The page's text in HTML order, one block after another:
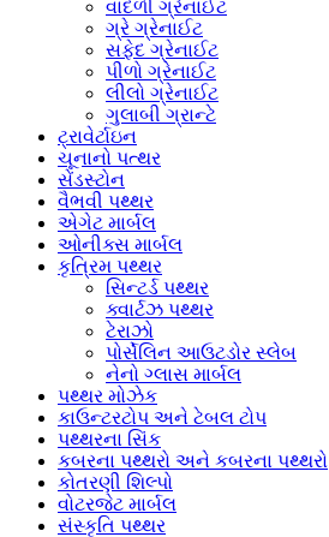
વાદળી ગ્રેનાઈટ
ગ્રે ગ્રેનાઈટ
સફેદ ગ્રેનાઈટ
પીળો ગ્રેનાઈટ
લીલો ગ્રેનાઈટ
ગુલાબી ગ્રાન્ટે
ટ્રાવેર્ટાઇન
ચૂનાનો પત્થર
સેંડસ્ટોન
વૈભવી પથ્થર
એગેટ માર્બલ
ઓનીક્સ માર્બલ
કૃત્રિમ પથ્થર
સિન્ટર્ડ પથ્થર
ક્વાર્ટઝ પથ્થર
ટેરાઝો
પોર્સેલિન આઉટડોર સ્લેબ
નેનો ગ્લાસ માર્બલ
પથ્થર મોઝેક
કાઉન્ટરટોપ અને ટેબલ ટોપ
પથ્થરના સિંક
કબરના પથ્થરો અને કબરના પથ્થરો
કોતરણી શિલ્પો
વોટરજેટ માર્બલ
સંસ્કૃતિ પથ્થર